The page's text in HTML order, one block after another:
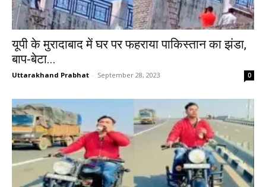
यूपी के मुरादाबाद में घर पर फहराया पाकिस्तान का झंडा,
बाप-बेटा...
Uttarakhand Prabhat - September 28, 2023 0